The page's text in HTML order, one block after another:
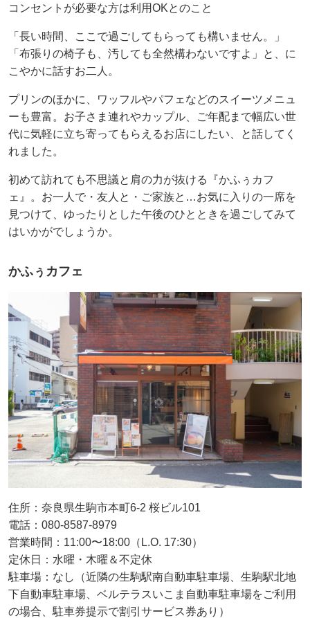
コンセントが必要な方は利用OKとのこと
「長い時間、ここで過ごしてもらっても構いません。」
「布張りの椅子も、汚しても全然構わないですよ」と、に
こやかに話すお二人。
プリンのほかに、ワッフルやパフェなどのスイーツメニュ
ーも豊富。お子さま連れやカップル、ご年配まで幅広い世
代に気軽に立ち寄ってもらえるお店にしたい、と話してく
れました。
初めて訪れても不思議と肩の力が抜ける『かふぅカフ
ェ』。お一人で・友人と・ご家族と…お気に入りの一席を
見つけて、ゆったりとした午後のひとときを過ごしてみて
はいかがでしょうか。
かふぅカフェ
住所：奈良県生駒市本町6-2 桜ビル101
電話：080-8587-8979
営業時間：11:00〜18:00（L.O. 17:30）
定休日：水曜・木曜＆不定休
駐車場：なし（近隣の生駒駅南自動車駐車場、生駒駅北地
下自動車駐車場、ベルテラスいこま自動車駐車場をご利用
の場合、駐車券提示で割引サービス券あり）